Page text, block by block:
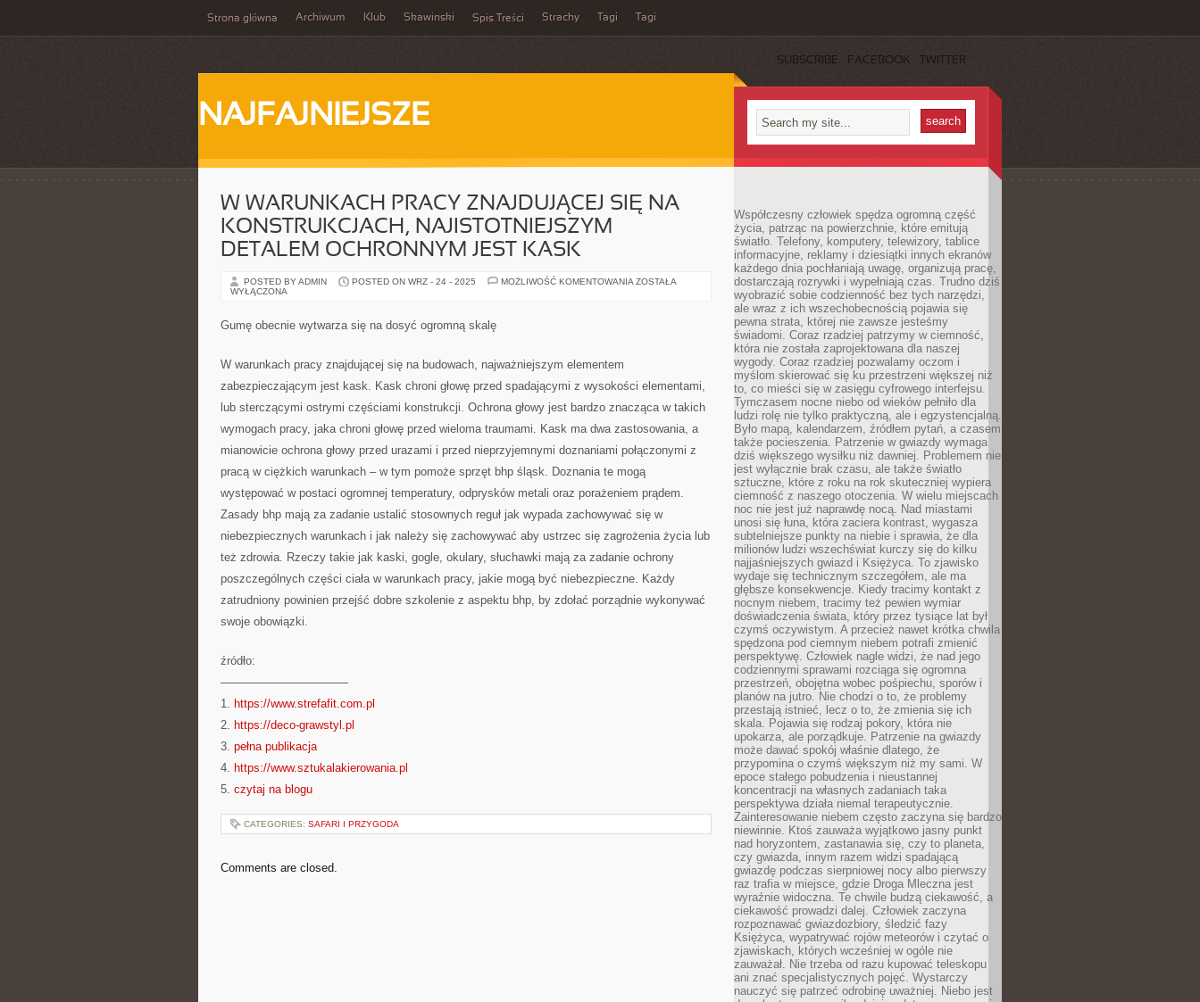
Strona główna Archiwum Klub Skawinski Spis Treści Strachy Tagi Tagi
SUBSCRIBE FACEBOOK TWITTER
NAJFAJNIEJSZE
W WARUNKACH PRACY ZNAJDUJĄCEJ SIĘ NA
KONSTRUKCJACH, NAJISTOTNIEJSZYM
DETALEM OCHRONNYM JEST KASK
POSTED BY ADMIN POSTED ON WRZ - 24 - 2025 MOŻLIWOŚĆ KOMENTOWANIA W
KASK
ZOSTAŁA
WYŁĄCZONA
Gumę obecnie wytwarza się na dosyć ogromną skalę
W warunkach pracy znajdującej się na budowach, najważniejszym elementem
zabezpieczającym jest kask. Kask chroni głowę przed spadającymi z wysokości elementami,
lub sterczącymi ostrymi częściami konstrukcji. Ochrona głowy jest bardzo znacząca w takich
wymogach pracy, jaka chroni głowę przed wieloma traumami. Kask ma dwa zastosowania, a
mianowicie ochrona głowy przed urazami i przed nieprzyjemnymi doznaniami połączonymi z
pracą w ciężkich warunkach – w tym pomoże sprzęt bhp śląsk. Doznania te mogą
występować w postaci ogromnej temperatury, odprysków metali oraz porażeniem prądem.
Zasady bhp mają za zadanie ustalić stosownych reguł jak wypada zachowywać się w
niebezpiecznych warunkach i jak należy się zachowywać aby ustrzec się zagrożenia życia lub
też zdrowia. Rzeczy takie jak kaski, gogle, okulary, słuchawki mają za zadanie ochrony
poszczególnych części ciała w warunkach pracy, jakie mogą być niebezpieczne. Każdy
zatrudniony powinien przejść dobre szkolenie z aspektu bhp, by zdołać porządnie wykonywać
swoje obowiązki.
źródło:
———————————
1. https://www.strefafit.com.pl
2. https://deco-grawstyl.pl
3. pełna publikacja
4. https://www.sztukalakierowania.pl
5. czytaj na blogu
CATEGORIES: SAFARI I PRZYGODA
Comments are closed.
Współczesny człowiek spędza ogromną część
życia, patrząc na powierzchnie, które emitują
światło. Telefony, komputery, telewizory, tablice
informacyjne, reklamy i dziesiątki innych ekranów
każdego dnia pochłaniają uwagę, organizują pracę,
dostarczają rozrywki i wypełniają czas. Trudno dziś
wyobrazić sobie codzienność bez tych narzędzi,
ale wraz z ich wszechobecnością pojawia się
pewna strata, której nie zawsze jesteśmy
świadomi. Coraz rzadziej patrzymy w ciemność,
która nie została zaprojektowana dla naszej
wygody. Coraz rzadziej pozwalamy oczom i
myślom skierować się ku przestrzeni większej niż
to, co mieści się w zasięgu cyfrowego interfejsu.
Tymczasem nocne niebo od wieków pełniło dla
ludzi rolę nie tylko praktyczną, ale i egzystencjalną.
Było mapą, kalendarzem, źródłem pytań, a czasem
także pocieszenia. Patrzenie w gwiazdy wymaga
dziś większego wysiłku niż dawniej. Problemem nie
jest wyłącznie brak czasu, ale także światło
sztuczne, które z roku na rok skuteczniej wypiera
ciemność z naszego otoczenia. W wielu miejscach
noc nie jest już naprawdę nocą. Nad miastami
unosi się łuna, która zaciera kontrast, wygasza
subtelniejsze punkty na niebie i sprawia, że dla
milionów ludzi wszechświat kurczy się do kilku
najjaśniejszych gwiazd i Księżyca. To zjawisko
wydaje się technicznym szczegółem, ale ma
głębsze konsekwencje. Kiedy tracimy kontakt z
nocnym niebem, tracimy też pewien wymiar
doświadczenia świata, który przez tysiące lat był
czymś oczywistym. A przecież nawet krótka chwila
spędzona pod ciemnym niebem potrafi zmienić
perspektywę. Człowiek nagle widzi, że nad jego
codziennymi sprawami rozciąga się ogromna
przestrzeń, obojętna wobec pośpiechu, sporów i
planów na jutro. Nie chodzi o to, że problemy
przestają istnieć, lecz o to, że zmienia się ich
skala. Pojawia się rodzaj pokory, która nie
upokarza, ale porządkuje. Patrzenie na gwiazdy
może dawać spokój właśnie dlatego, że
przypomina o czymś większym niż my sami. W
epoce stałego pobudzenia i nieustannej
koncentracji na własnych zadaniach taka
perspektywa działa niemal terapeutycznie.
Zainteresowanie niebem często zaczyna się bardzo
niewinnie. Ktoś zauważa wyjątkowo jasny punkt
nad horyzontem, zastanawia się, czy to planeta,
czy gwiazda, innym razem widzi spadającą
gwiazdę podczas sierpniowej nocy albo pierwszy
raz trafia w miejsce, gdzie Droga Mleczna jest
wyraźnie widoczna. Te chwile budzą ciekawość, a
ciekawość prowadzi dalej. Człowiek zaczyna
rozpoznawać gwiazdozbiory, śledzić fazy
Księżyca, wypatrywać rojów meteorów i czytać o
zjawiskach, których wcześniej w ogóle nie
zauważał. Nie trzeba od razu kupować teleskopu
ani znać specjalistycznych pojęć. Wystarczy
nauczyć się patrzeć odrobinę uważniej. Niebo jest